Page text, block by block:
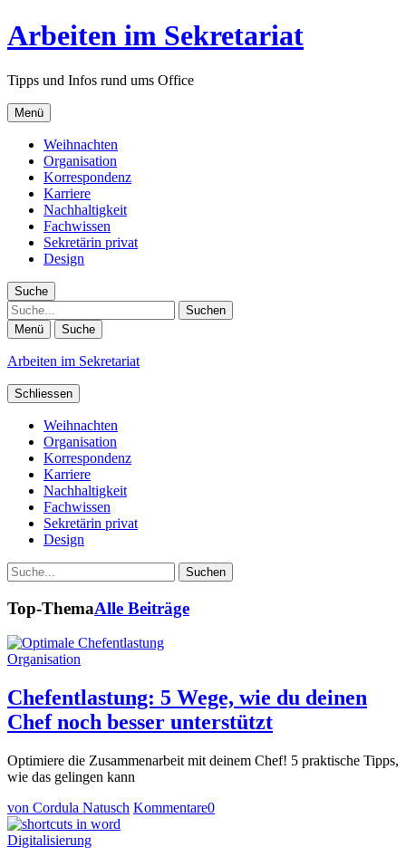
Arbeiten im Sekretariat
Tipps und Infos rund ums Office
Menü
Weihnachten
Organisation
Korrespondenz
Karriere
Nachhaltigkeit
Fachwissen
Sekretärin privat
Design
Suche
Suche
Menü Suche
Arbeiten im Sekretariat
Schliessen
Weihnachten
Organisation
Korrespondenz
Karriere
Nachhaltigkeit
Fachwissen
Sekretärin privat
Design
Suche
Top-ThemaAlle Beiträge
Organisation
Chefentlastung: 5 Wege, wie du deinen
Chef noch besser unterstützt
Optimiere die Zusammenarbeit mit deinem Chef! 5 praktische Tipps,
wie das gelingen kann
von Cordula Natusch Kommentare0
Digitalisierung